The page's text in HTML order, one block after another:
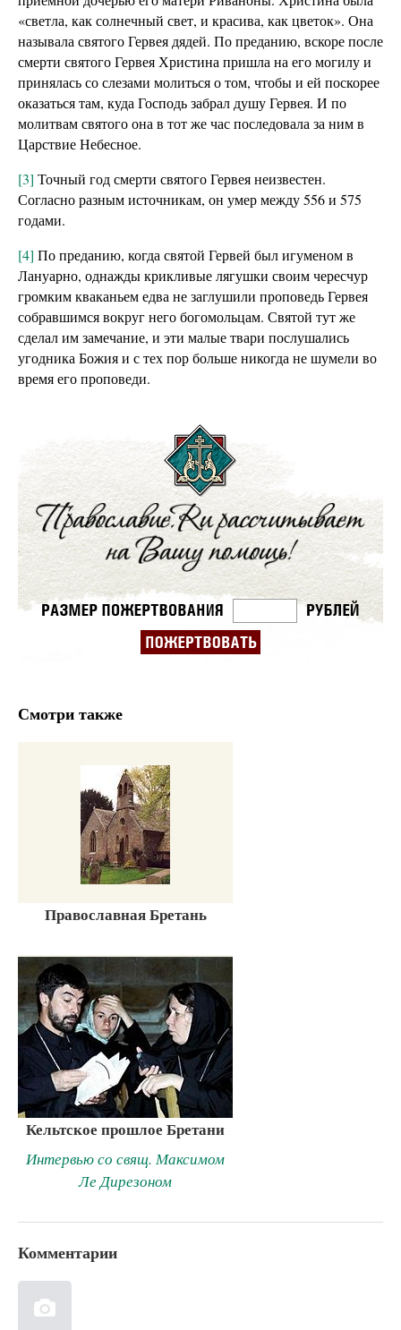
«светла, как солнечный свет, и красива, как цветок». Она
называла святого Гервея дядей. По преданию, вскоре после
смерти святого Гервея Христина пришла на его могилу и
принялась со слезами молиться о том, чтобы и ей поскорее
оказаться там, куда Господь забрал душу Гервея. И по
молитвам святого она в тот же час последовала за ним в
Царствие Небесное.
[3] Точный год смерти святого Гервея неизвестен.
Согласно разным источникам, он умер между 556 и 575
годами.
[4] По преданию, когда святой Гервей был игуменом в
Лануарно, однажды крикливые лягушки своим чересчур
громким кваканьем едва не заглушили проповедь Гервея
собравшимся вокруг него богомольцам. Святой тут же
сделал им замечание, и эти малые твари послушались
угодника Божия и с тех пор больше никогда не шумели во
время его проповеди.
Смотри также
Православная Бретань
Кельтское прошлое Бретани
Интервью со свящ. Максимом
Ле Дирезоном
Комментарии